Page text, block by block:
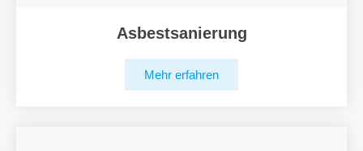
Asbestsanierung
Mehr erfahren